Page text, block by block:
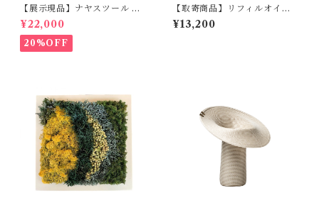
【展示現品】ナヤスツール M
GREENHOLT
¥22,000
20%OFF
【取寄商品】リフィルオイ
ル MAX BENJAMIN IL
UM COLLECTION
¥13,200